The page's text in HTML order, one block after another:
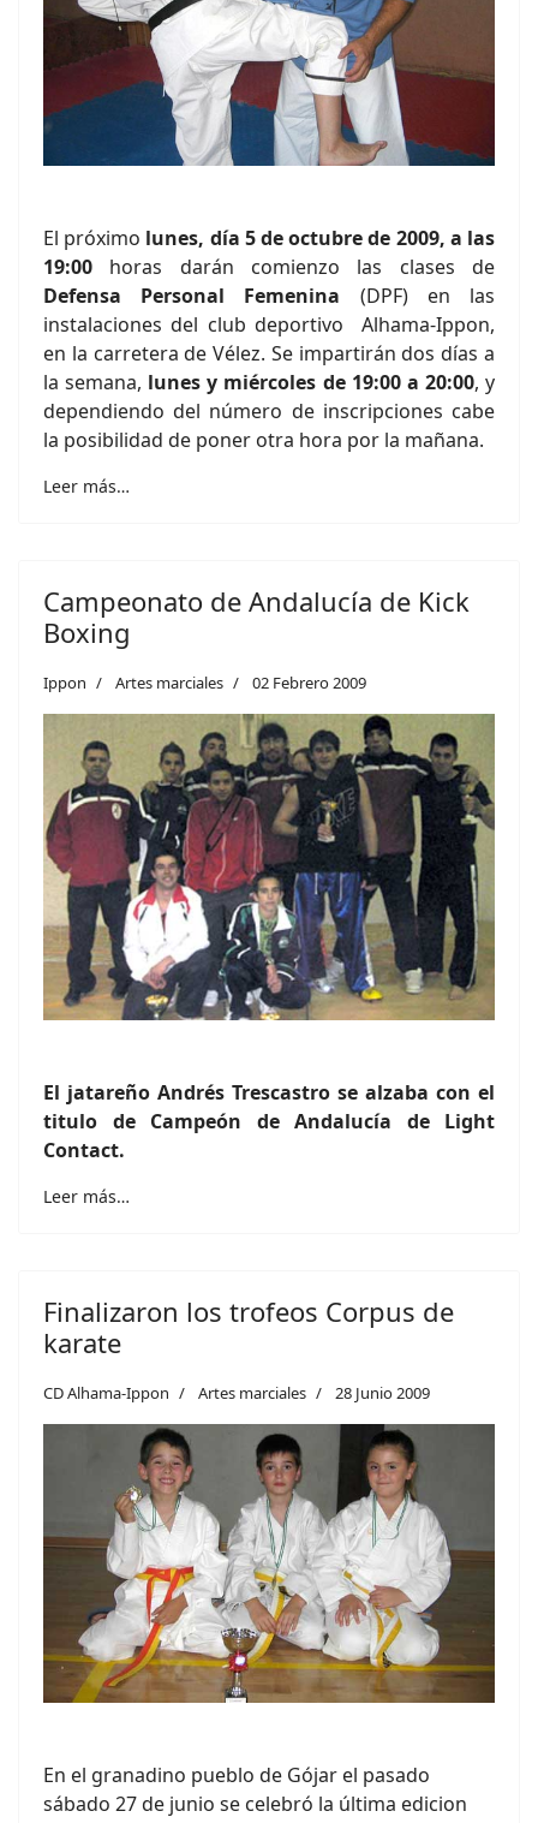
El próximo lunes, día 5 de octubre de 2009, a las
19:00 horas darán comienzo las clases de
Defensa Personal Femenina (DPF) en las
instalaciones del club deportivo Alhama-Ippon,
en la carretera de Vélez. Se impartirán dos días a
la semana, lunes y miércoles de 19:00 a 20:00, y
dependiendo del número de inscripciones cabe
la posibilidad de poner otra hora por la mañana.
Leer más…
Campeonato de Andalucía de Kick
Boxing
Ippon Artes marciales 02 Febrero 2009
El jatareño Andrés Trescastro se alzaba con el
titulo de Campeón de Andalucía de Light
Contact.
Leer más…
Finalizaron los trofeos Corpus de
karate
CD Alhama-Ippon Artes marciales 28 Junio 2009
En el granadino pueblo de Gójar el pasado
sábado 27 de junio se celebró la última edicion